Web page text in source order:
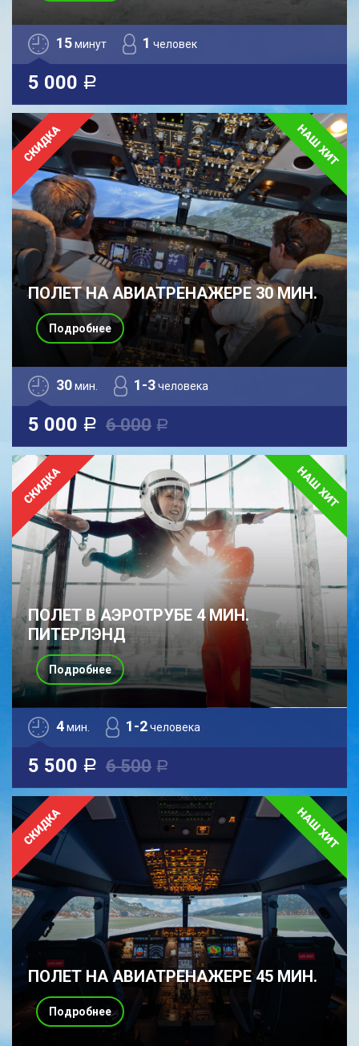
15минут 1 человек
5 000 a
ПОЛЕТ НА АВИАТРЕНАЖЕРЕ 30 МИН.
30мин. 1-3человека
5 000 a 6 000 a
Подробнее
ПОЛЕТ В АЭРОТРУБЕ 4 МИН.
ПИТЕРЛЭНД
4мин. 1-2человека
5 500 a 6 500 a
Подробнее
ПОЛЕТ НА АВИАТРЕНАЖЕРЕ 45 МИН.
Подробнее